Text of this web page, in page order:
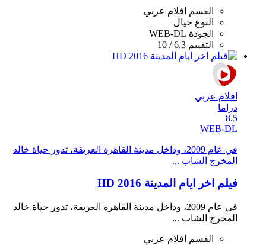
القسم
افلام عربي
النوع خيال
الجودة WEB-DL
التقييم 6.3 / 10
افلام عربي
دراما
8.5
WEB-DL
في عام 2009، وداخل مدينة القاهرة العريقة، تدور حياة خالد
المخرج الشاب ...
فيلم اخر ايام المدينة 2016 HD
في عام 2009، وداخل مدينة القاهرة العريقة، تدور حياة خالد
المخرج الشاب ...
القسم
افلام عربي